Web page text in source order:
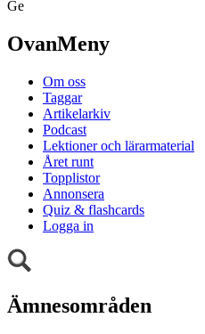
Ge
OvanMeny
Om oss
Taggar
Artikelarkiv
Podcast
Lektioner och lärarmaterial
Året runt
Topplistor
Annonsera
Quiz & flashcards
Logga in
Ämnesområden